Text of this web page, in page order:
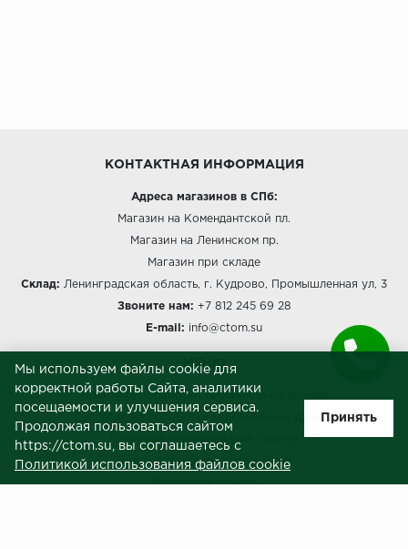
КОНТАКТНАЯ ИНФОРМАЦИЯ
Адреса магазинов в СПб:
Магазин на Комендантской пл.
Магазин на Ленинском пр.
Магазин при складе
Склад: Ленинградская область, г. Кудрово, Промышленная ул, 3
Звоните нам: +7 812 245 69 28
E-mail: info@ctom.su
МЕНЮ
Политика обработки персональных данных
Согласие на обработку персональных данных
Пользовательское соглашение
Публичная оферта
Мы используем файлы cookie для
корректной работы Сайта, аналитики
посещаемости и улучшения сервиса.
Продолжая пользоваться сайтом
https://ctom.su, вы соглашаетесь с
Политикой использования файлов cookie
Принять